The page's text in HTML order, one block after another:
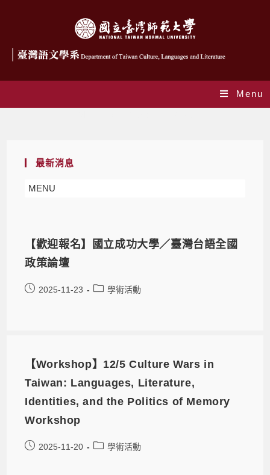
Menu
最新消息
MENU
【歡迎報名】國立成功大學／臺灣台語全國
政策論壇
2025-11-23 學術活動
【Workshop】12/5 Culture Wars in
Taiwan: Languages, Literature,
Identities, and the Politics of Memory
Workshop
2025-11-20 學術活動